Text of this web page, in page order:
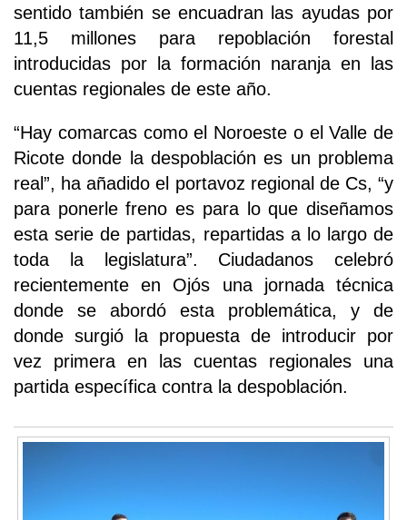
sentido también se encuadran las ayudas por
11,5 millones para repoblación forestal
introducidas por la formación naranja en las
cuentas regionales de este año.
“Hay comarcas como el Noroeste o el Valle de
Ricote donde la despoblación es un problema
real”, ha añadido el portavoz regional de Cs, “y
para ponerle freno es para lo que diseñamos
esta serie de partidas, repartidas a lo largo de
toda la legislatura”. Ciudadanos celebró
recientemente en Ojós una jornada técnica
donde se abordó esta problemática, y de
donde surgió la propuesta de introducir por
vez primera en las cuentas regionales una
partida específica contra la despoblación.